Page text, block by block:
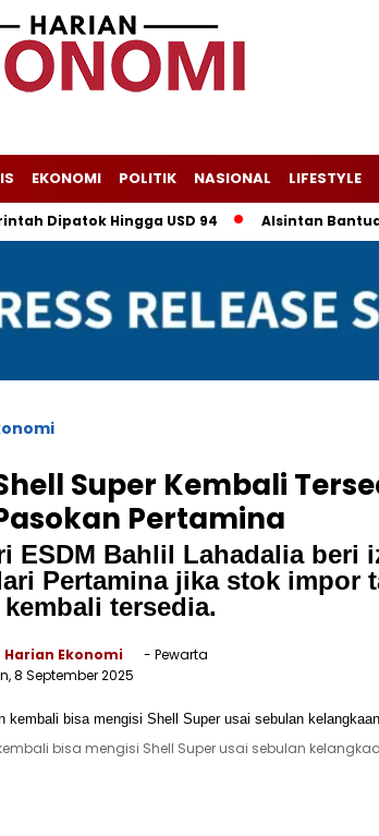
EKONOMI POLITIK NASIONAL LIFESTYLE
Hingga USD 94 Alsintan Bantuan
Super Kembali
Pertamina
ESDM Bahlil Lahadalia beri
Pertamina jika stok impor
tersedia.
Harian Ekonomi
- Pewarta
8 September 2025
bisa mengisi Shell Super usai sebulan